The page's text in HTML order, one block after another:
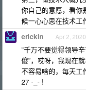
你自己的意愿，看你
候一心心思在技术工
erickin Apr 2, 2020
"千万不要觉得领导
傻"，哎呀，我现在
不容易啥的，每天工
27 -_- !